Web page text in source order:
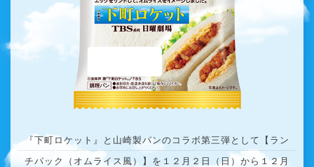
『下町ロケット』と山崎製パンのコラボ第三弾として【ラン
チパック（オムライス風）】を１２月２日（日）から１２月